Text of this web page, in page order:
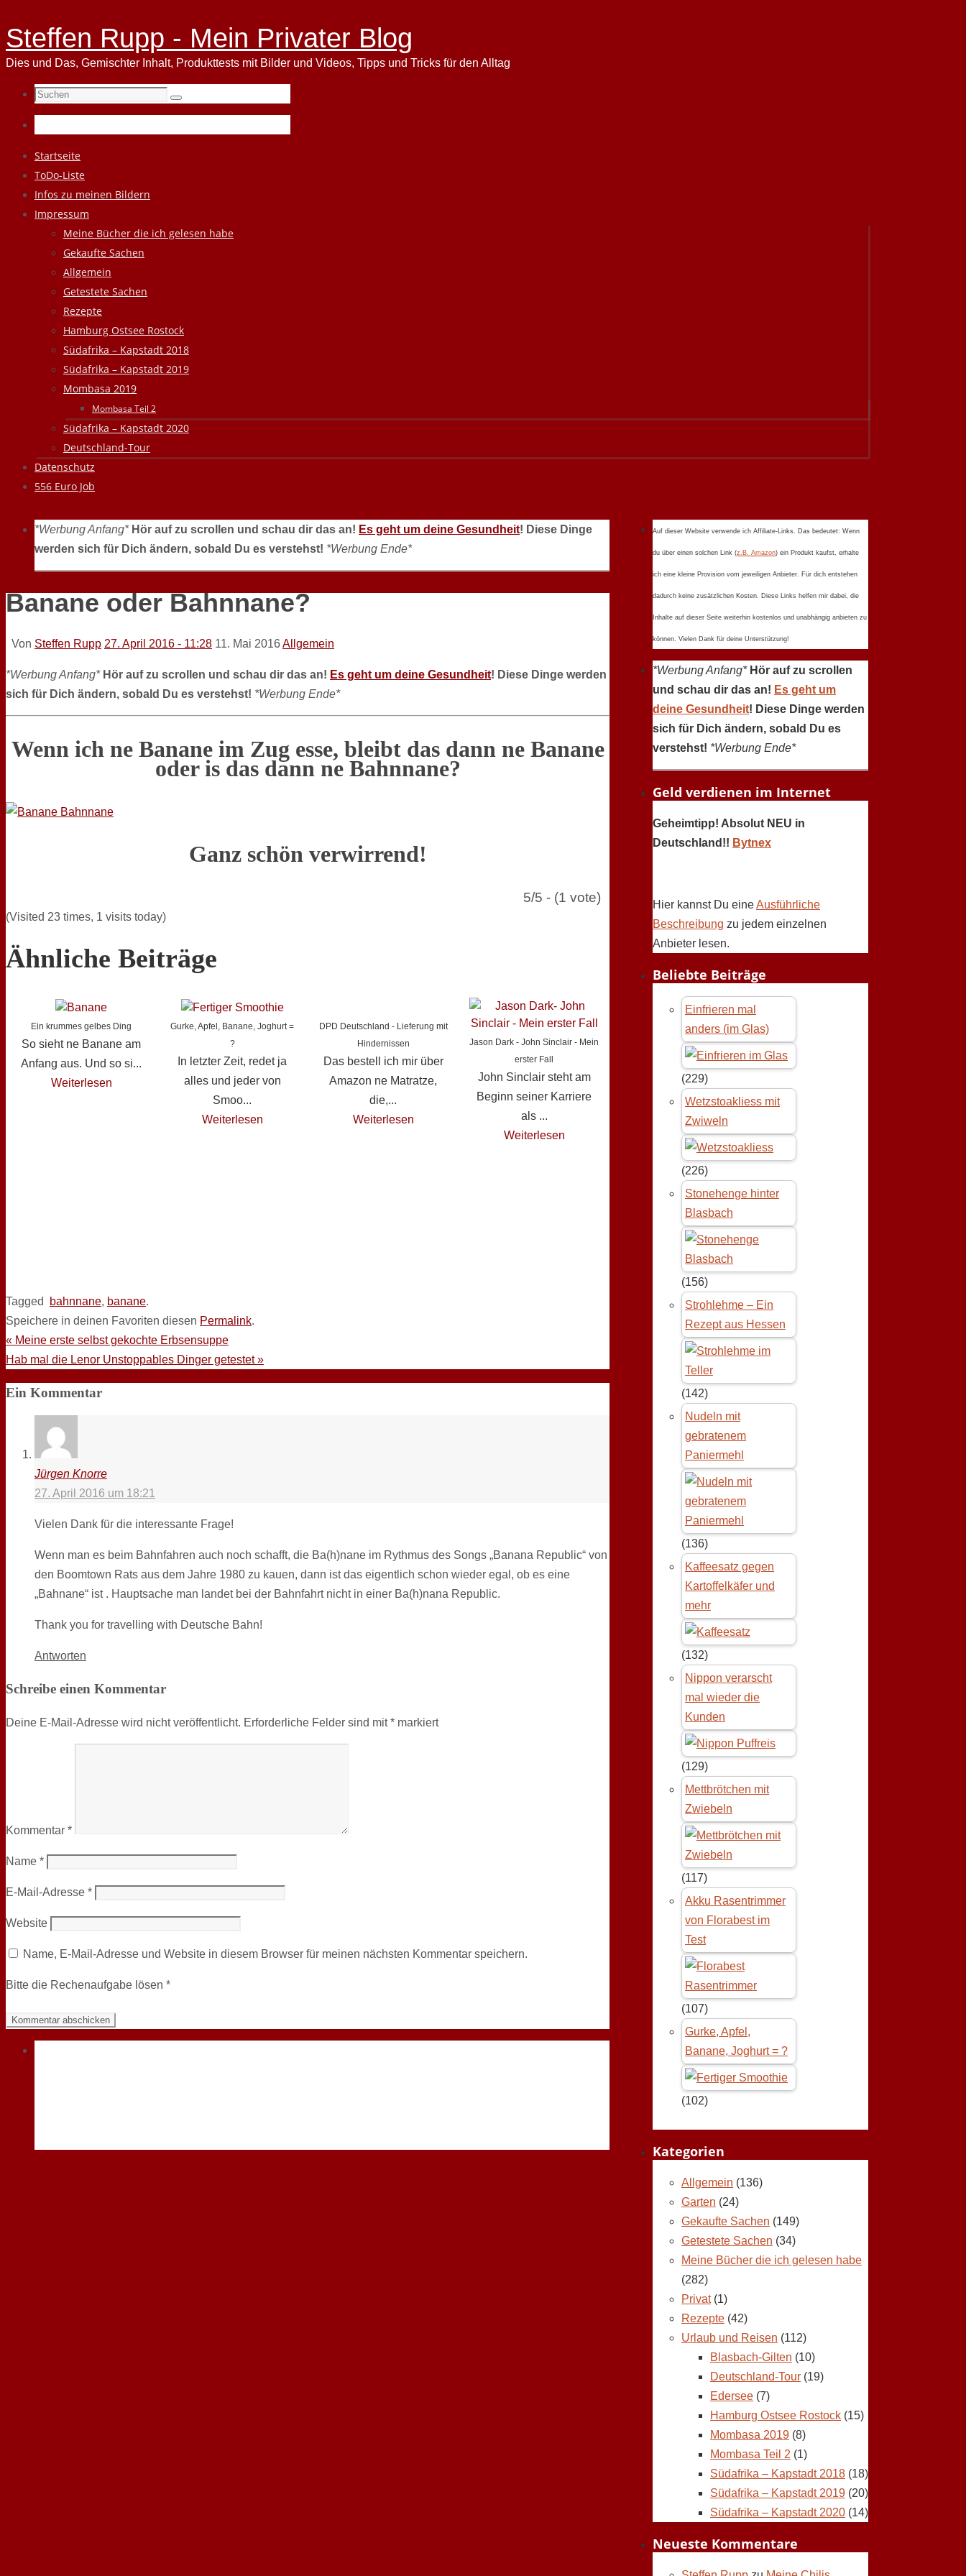
Steffen Rupp - Mein Privater Blog
Dies und Das, Gemischter Inhalt, Produkttests mit Bilder und Videos, Tipps und Tricks für den Alltag
Suchen
nach:
Suchen
Zum
Inhalt
springen
Startseite
ToDo-Liste
Infos zu meinen Bildern
Impressum
Meine Bücher die ich gelesen habe
Gekaufte Sachen
Allgemein
Getestete Sachen
Rezepte
Hamburg Ostsee Rostock
Südafrika – Kapstadt 2018
Südafrika – Kapstadt 2019
Mombasa 2019
Mombasa Teil 2
Südafrika – Kapstadt 2020
Deutschland-Tour
Datenschutz
556 Euro Job
*Werbung Anfang* Hör auf zu scrollen und schau dir das an! Es geht um deine Gesundheit! Diese Dinge
werden sich für Dich ändern, sobald Du es verstehst! *Werbung Ende*
Banane oder Bahnnane?
Von Steffen Rupp 27. April 2016 - 11:28 11. Mai 2016Allgemein
*Werbung Anfang* Hör auf zu scrollen und schau dir das an! Es geht um deine Gesundheit! Diese Dinge werden
sich für Dich ändern, sobald Du es verstehst! *Werbung Ende*
Wenn ich ne Banane im Zug esse, bleibt das dann ne Banane
oder is das dann ne Bahnnane?
Ganz schön verwirrend!
5/5 - (1 vote)
(Visited 23 times, 1 visits today)
Ähnliche Beiträge
Ein krummes gelbes Ding
So sieht ne Banane am
Anfang aus. Und so si...
Weiterlesen
Gurke, Apfel, Banane, Joghurt =
?
In letzter Zeit, redet ja
alles und jeder von
Smoo...
Weiterlesen
DPD Deutschland - Lieferung mit
Hindernissen
Das bestell ich mir über
Amazon ne Matratze,
die,...
Weiterlesen
Jason Dark - John Sinclair - Mein
erster Fall
John Sinclair steht am
Beginn seiner Karriere
als ...
Weiterlesen
Tagged bahnnane, banane.
Speichere in deinen Favoriten diesen Permalink.
« Meine erste selbst gekochte Erbsensuppe
Hab mal die Lenor Unstoppables Dinger getestet»
Ein Kommentar
Jürgen Knorre
27. April 2016 um 18:21
Vielen Dank für die interessante Frage!
Wenn man es beim Bahnfahren auch noch schafft, die Ba(h)nane im Rythmus des Songs „Banana Republic“ von
den Boomtown Rats aus dem Jahre 1980 zu kauen, dann ist das eigentlich schon wieder egal, ob es eine
„Bahnane“ ist . Hauptsache man landet bei der Bahnfahrt nicht in einer Ba(h)nana Republic.
Thank you for travelling with Deutsche Bahn!
Antworten
Schreibe einen Kommentar
Deine E-Mail-Adresse wird nicht veröffentlicht. Erforderliche Felder sind mit* markiert
Kommentar *
Name *
E-Mail-Adresse *
Website
Name, E-Mail-Adresse und Website in diesem Browser für meinen nächsten Kommentar speichern.
Bitte die Rechenaufgabe lösen *
Auf dieser Website verwende ich Affiliate-Links. Das bedeutet: Wenn
du über einen solchen Link (z.B. Amazon) ein Produkt kaufst, erhalte
ich eine kleine Provision vom jeweiligen Anbieter. Für dich entstehen
dadurch keine zusätzlichen Kosten. Diese Links helfen mir dabei, die
Inhalte auf dieser Seite weiterhin kostenlos und unabhängig anbieten zu
können. Vielen Dank für deine Unterstützung!
*Werbung Anfang* Hör auf zu scrollen
und schau dir das an! Es geht um
deine Gesundheit! Diese Dinge werden
sich für Dich ändern, sobald Du es
verstehst! *Werbung Ende*
Geld verdienen im Internet
Geheimtipp! Absolut NEU in
Deutschland!! Bytnex
Hier kannst Du eineAusführliche
Beschreibung zu jedem einzelnen
Anbieter lesen.
Beliebte Beiträge
Einfrieren mal
anders (im Glas)
(229)
Wetzstoakliess mit
Zwiweln
(226)
Stonehenge hinter
Blasbach
(156)
Strohlehme – Ein
Rezept aus Hessen
(142)
Nudeln mit
gebratenem
Paniermehl
(136)
Kaffeesatz gegen
Kartoffelkäfer und
mehr
(132)
Nippon verarscht
mal wieder die
Kunden
(129)
Mettbrötchen mit
Zwiebeln
(117)
Akku Rasentrimmer
von Florabest im
Test
(107)
Gurke, Apfel,
Banane, Joghurt = ?
(102)
Kategorien
Allgemein (136)
Garten (24)
Gekaufte Sachen (149)
Getestete Sachen (34)
Meine Bücher die ich gelesen habe
(282)
Privat(1)
Rezepte (42)
Urlaub und Reisen (112)
Blasbach-Gilten (10)
Deutschland-Tour (19)
Edersee (7)
Hamburg Ostsee Rostock (15)
Mombasa 2019 (8)
Mombasa Teil 2 (1)
Südafrika – Kapstadt 2018 (18)
Südafrika – Kapstadt 2019 (20)
Südafrika – Kapstadt 2020 (14)
Neueste Kommentare